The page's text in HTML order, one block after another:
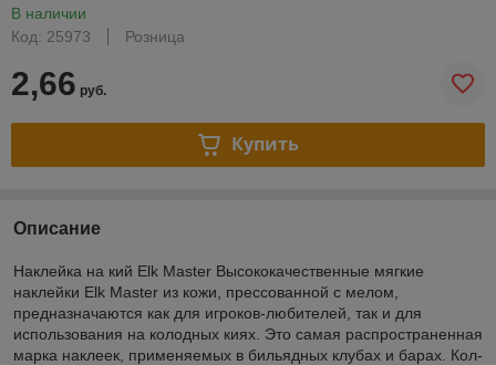
В наличии
Код: 25973
Розница
2,66 руб.
Купить
Описание
Наклейка на кий Elk Master Высококачественные мягкие
наклейки Elk Master из кожи, прессованной с мелом,
предназначаются как для игроков-любителей, так и для
использования на колодных киях. Это самая распространенная
марка наклеек, применяемых в бильядных клубах и барах. Кол-